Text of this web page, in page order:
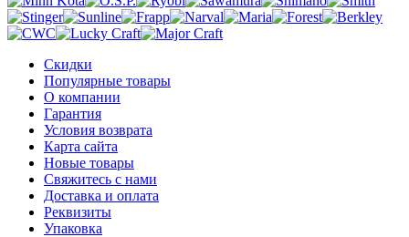
Скидки
Популярные товары
О компании
Гарантия
Условия возврата
Карта сайта
Новые товары
Свяжитесь с нами
Доставка и оплата
Реквизиты
Упаковка